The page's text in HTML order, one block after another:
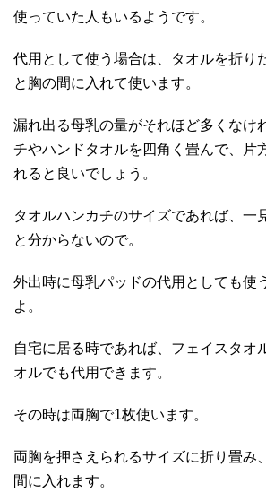
使っていた人もいるようです。
代用として使う場合は、タオルを折り
と胸の間に入れて使います。
漏れ出る母乳の量がそれほど多くなけ
チやハンドタオルを四角く畳んで、片
れると良いでしょう。
タオルハンカチのサイズであれば、一
と分からないので。
外出時に母乳パッドの代用としても使
よ。
自宅に居る時であれば、フェイスタオ
オルでも代用できます。
その時は両胸で1枚使います。
両胸を押さえられるサイズに折り畳み
間に入れます。